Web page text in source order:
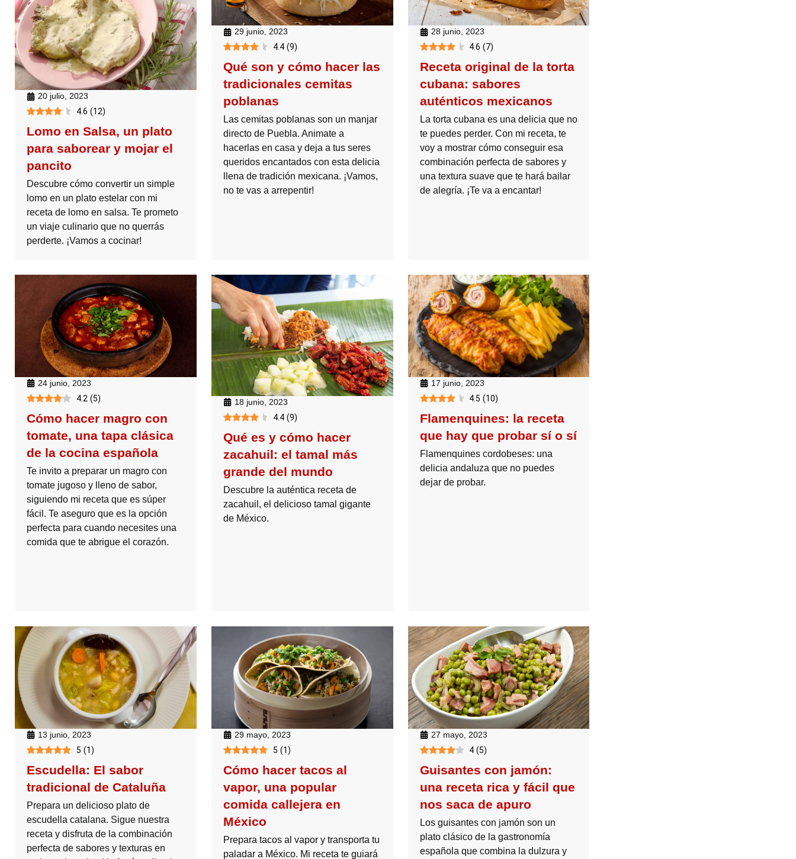
20 julio, 2023
4.6 (12)
Lomo en Salsa, un plato
para saborear y mojar el
pancito
Descubre cómo convertir un simple
lomo en un plato estelar con mi
receta de lomo en salsa. Te prometo
un viaje culinario que no querrás
perderte. ¡Vamos a cocinar!
29 junio, 2023
4.4 (9)
Qué son y cómo hacer las
tradicionales cemitas
poblanas
Las cemitas poblanas son un manjar
directo de Puebla. Animate a
hacerlas en casa y deja a tus seres
queridos encantados con esta delicia
llena de tradición mexicana. ¡Vamos,
no te vas a arrepentir!
28 junio, 2023
4.6 (7)
Receta original de la torta
cubana: sabores
auténticos mexicanos
La torta cubana es una delicia que no
te puedes perder. Con mi receta, te
voy a mostrar cómo conseguir esa
combinación perfecta de sabores y
una textura suave que te hará bailar
de alegría. ¡Te va a encantar!
24 junio, 2023
4.2 (5)
Cómo hacer magro con
tomate, una tapa clásica
de la cocina española
Te invito a preparar un magro con
tomate jugoso y lleno de sabor,
siguiendo mi receta que es súper
fácil. Te aseguro que es la opción
perfecta para cuando necesites una
comida que te abrigue el corazón.
18 junio, 2023
4.4 (9)
Qué es y cómo hacer
zacahuil: el tamal más
grande del mundo
Descubre la auténtica receta de
zacahuil, el delicioso tamal gigante
de México.
17 junio, 2023
4.5 (10)
Flamenquines: la receta
que hay que probar sí o sí
Flamenquines cordobeses: una
delicia andaluza que no puedes
dejar de probar.
13 junio, 2023
5 (1)
Escudella: El sabor
tradicional de Cataluña
Prepara un delicioso plato de
escudella catalana. Sigue nuestra
receta y disfruta de la combinación
perfecta de sabores y texturas en
29 mayo, 2023
5 (1)
Cómo hacer tacos al
vapor, una popular
comida callejera en
México
Prepara tacos al vapor y transporta tu
paladar a México. Mi receta te guiará
27 mayo, 2023
4 (5)
Guisantes con jamón:
una receta rica y fácil que
nos saca de apuro
Los guisantes con jamón son un
plato clásico de la gastronomía
española que combina la dulzura y